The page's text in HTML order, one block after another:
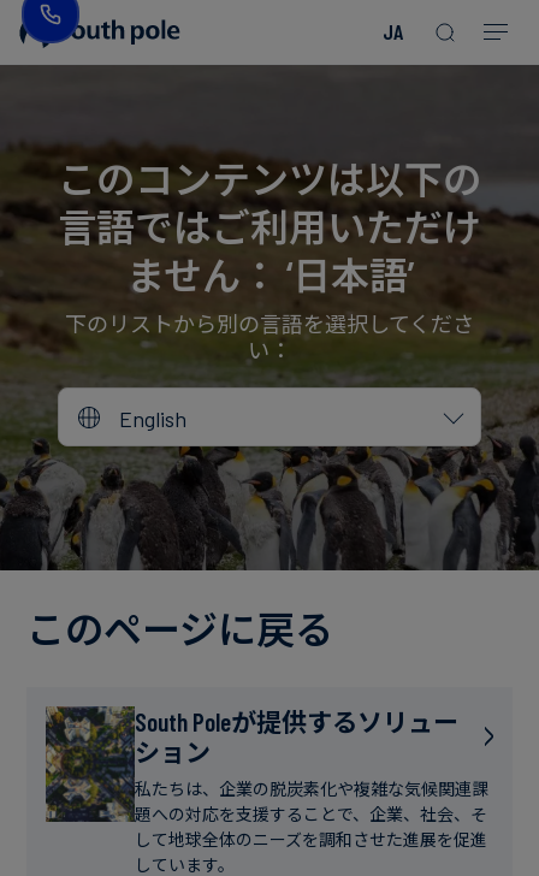
JA
役
員
紹
介
所
地
誠
実
へ
り
み
ァ
ッ
シ
ョ
ン
エ
ル
ギ
ー・
電
ガ
ス
食
飲
料
ク
ト
を
見
る
レ
ポ
ー
ト
後
イ
ベ
ン
ト
ブ
ロ
ー
ス
ス
Read more
Read more
Read more
Read more
Read more
Read more
Read more
Read more
Read more Read more
このコンテンツは以下の
言語ではご利用いただけ
ません： ‘日本語’
下のリストから別の言語を選択してくださ
い：
English
このページに戻る
South Poleが提供するソリュー
ション
私たちは、企業の脱炭素化や複雑な気候関連課
題への対応を支援することで、企業、社会、そ
して地球全体のニーズを調和させた進展を促進
しています。